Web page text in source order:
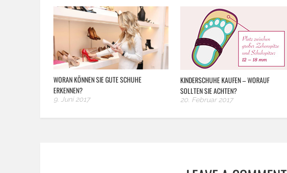
WORAN KÖNNEN SIE GUTE SCHUHE
ERKENNEN?
9. Juni 2017
KINDERSCHUHE KAUFEN – WORAUF
SOLLTEN SIE ACHTEN?
20. Februar 2017